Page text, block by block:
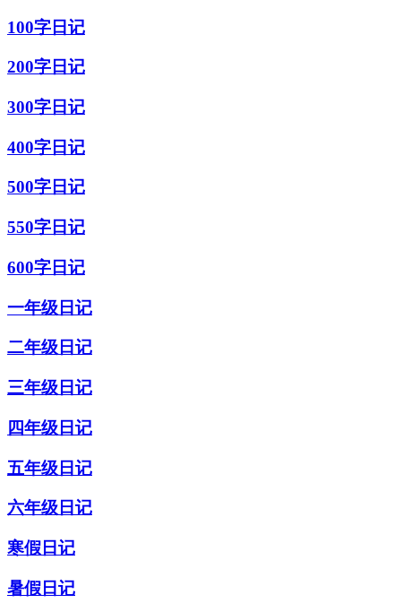
100字日记
200字日记
300字日记
400字日记
500字日记
550字日记
600字日记
一年级日记
二年级日记
三年级日记
四年级日记
五年级日记
六年级日记
寒假日记
暑假日记